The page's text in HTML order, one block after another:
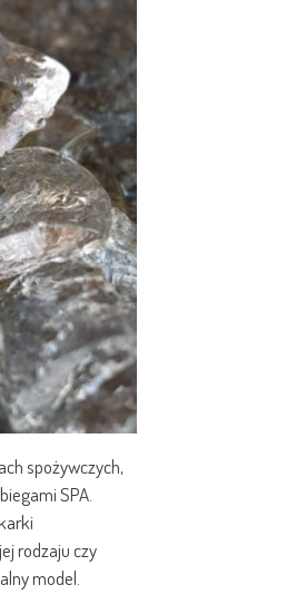
spożywczych,
SPA.
rodzaju czy
model.